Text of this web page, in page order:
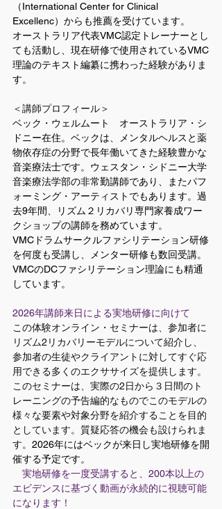
（International Center for Clinical
Excellenc）からも推薦を受けています。
​オーストラリア代表VMC認定トレーナーとし
ても活動し、現在研修で使用されているVMC
理論のテキスト編纂に携わった経験がありま
す。
＜講師プロフィール＞
ベック・ウェルムート　オーストラリア・シ
ドニー在住。ベックは、メンタルヘルスと薬
物依存症の分野で長年働いてきた経験豊かな
音楽療法士です。ウェスタン・シドニー大学
音楽療法学部の非常勤講師であり、またパフ
ォーミング・アーティストでもあります。過
去9年間、リズム２リカバリ専門家養成ワー
クショップの講師を務めています。
VMCドラムサークルファシリテーション研修
を何度も受講し、メンター研修も数回受講。
VMCのDCファシリテーション理論にも精通
しています。
2026年講師来日による実地研修に向けて
この体験オンライン・セミナーは、参加者に
リズム2リカバリーモデルについて紹介し、
参加者の生徒やクライアントに対してすぐ応
用できる多くのエクササイズを提供します。
このセミナーは、実際の2日から３日間のト
レーニングの予告編的なものでこのモデルの
様々な要素や対象分野を紹介することを目的
としています。質疑応答の機会も設けられま
す。 2026年にはベックが来日し実地研修を開
催する予定です。
実地研修を一度受講すると、200本以上の
エビデンスに基づく動画が永続的に視聴可能
になります！